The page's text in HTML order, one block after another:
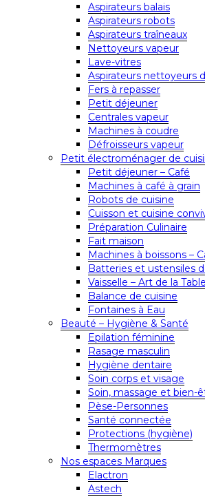
Aspirateurs balais
Aspirateurs robots
Aspirateurs traîneaux
Nettoyeurs vapeur
Lave-vitres
Aspirateurs nettoyeurs
Fers à repasser
Petit déjeuner
Centrales vapeur
Machines à coudre
Défroisseurs vapeur
Petit électroménager de
Petit déjeuner – Café
Machines à café à grain
Robots de cuisine
Cuisson et cuisine
Préparation Culinaire
Fait maison
Machines à boissons –
Batteries et ustensiles
Vaisselle – Art de la Table
Balance de cuisine
Fontaines à Eau
Beauté – Hygiène & Santé
Epilation féminine
Rasage masculin
Hygiène dentaire
Soin corps et visage
Soin, massage et bien-
Pèse-Personnes
Santé connectée
Protections (hygiène)
Thermomètres
Nos espaces Marques
Elactron
Astech